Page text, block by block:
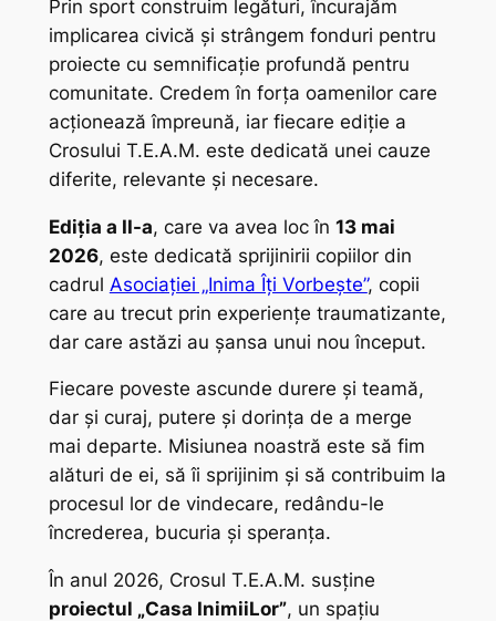
Prin sport construim legături, încurajăm
implicarea civică și strângem fonduri pentru
proiecte cu semnificație profundă pentru
comunitate. Credem în forța oamenilor care
acționează împreună, iar fiecare ediție a
Crosului T.E.A.M. este dedicată unei cauze
diferite, relevante și necesare.
Ediția a II-a, care va avea loc în 13 mai
2026, este dedicată sprijinirii copiilor din
cadrul Asociației „Inima Îți Vorbește”, copii
care au trecut prin experiențe traumatizante,
dar care astăzi au șansa unui nou început.
Fiecare poveste ascunde durere și teamă,
dar și curaj, putere și dorința de a merge
mai departe. Misiunea noastră este să fim
alături de ei, să îi sprijinim și să contribuim la
procesul lor de vindecare, redându-le
încrederea, bucuria și speranța.
În anul 2026, Crosul T.E.A.M. susține
proiectul „Casa InimiiLor”, un spațiu